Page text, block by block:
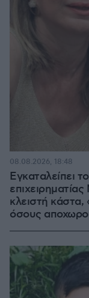
Εγκαταλείπει
κλειστή
όσους
08.08.2026, 18:48